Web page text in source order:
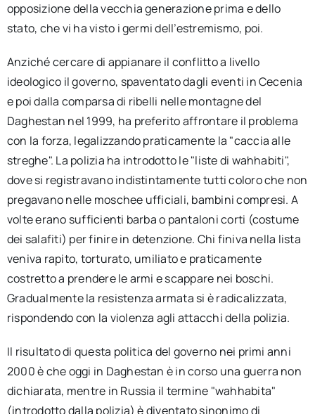
opposizione della vecchia generazione prima e dello
stato, che vi ha visto i germi dell’estremismo, poi.
Anziché cercare di appianare il conflitto a livello
ideologico il governo, spaventato dagli eventi in Cecenia
e poi dalla comparsa di ribelli nelle montagne del
Daghestan nel 1999, ha preferito affrontare il problema
con la forza, legalizzando praticamente la "caccia alle
streghe". La polizia ha introdotto le "liste di wahhabiti",
dove si registravano indistintamente tutti coloro che non
pregavano nelle moschee ufficiali, bambini compresi. A
volte erano sufficienti barba o pantaloni corti (costume
dei salafiti) per finire in detenzione. Chi finiva nella lista
veniva rapito, torturato, umiliato e praticamente
costretto a prendere le armi e scappare nei boschi.
Gradualmente la resistenza armata si è radicalizzata,
rispondendo con la violenza agli attacchi della polizia.
Il risultato di questa politica del governo nei primi anni
2000 è che oggi in Daghestan è in corso una guerra non
dichiarata, mentre in Russia il termine "wahhabita"
(introdotto dalla polizia) è diventato sinonimo di